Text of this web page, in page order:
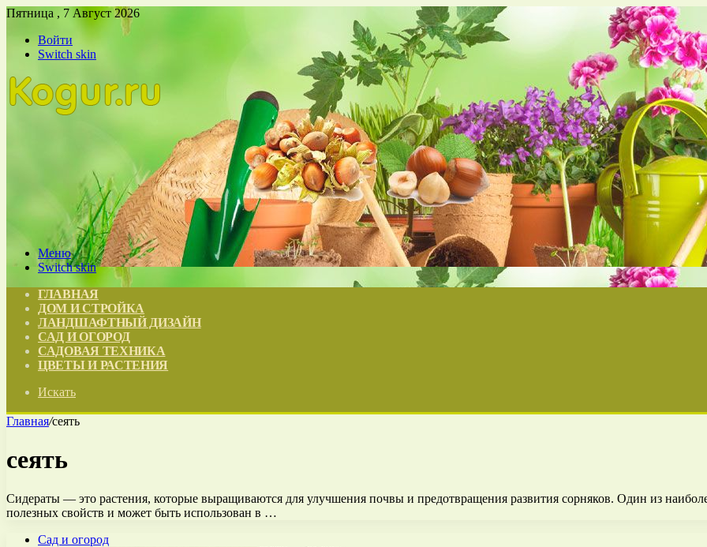
Пятница , 7 Август 2026
Войти
Switch skin
Меню
Switch skin
ГЛАВНАЯ
ДОМ И СТРОЙКА
ЛАНДШАФТНЫЙ ДИЗАЙН
САД И ОГОРОД
САДОВАЯ ТЕХНИКА
ЦВЕТЫ И РАСТЕНИЯ
Искать
Главная/сеять
сеять
Сидераты — это растения, которые выращиваются для улучшения почвы и предотвращения развития сорняков. Один из
полезных свойств и может быть использован в …
Сад и огород